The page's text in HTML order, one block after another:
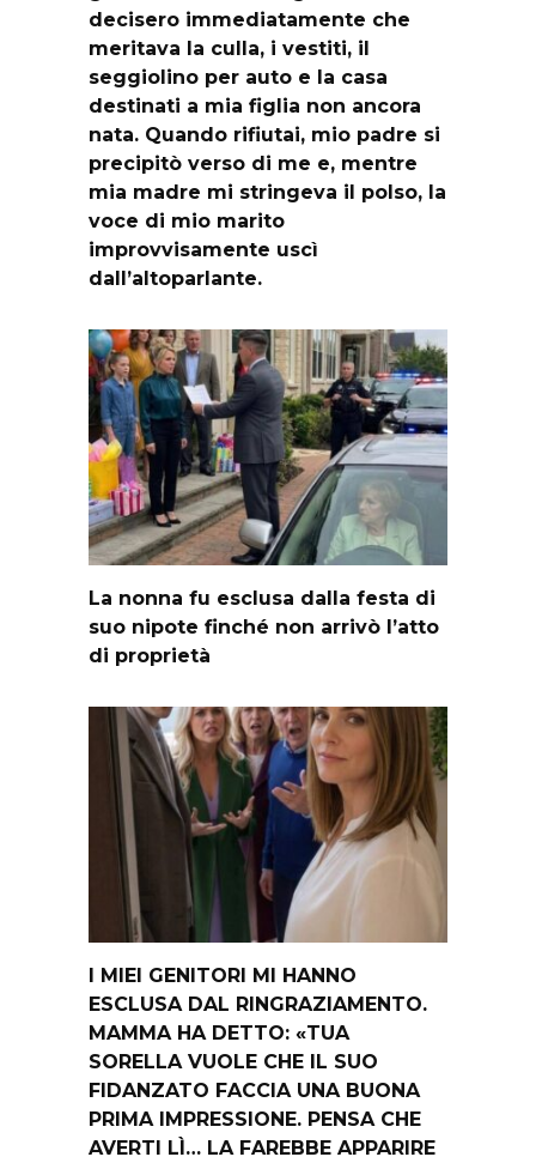
decisero immediatamente che
meritava la culla, i vestiti, il
seggiolino per auto e la casa
destinati a mia figlia non ancora
nata. Quando rifiutai, mio padre si
precipitò verso di me e, mentre
mia madre mi stringeva il polso, la
voce di mio marito
improvvisamente uscì
dall’altoparlante.
La nonna fu esclusa dalla festa di
suo nipote finché non arrivò l’atto
di proprietà
I MIEI GENITORI MI HANNO
ESCLUSA DAL RINGRAZIAMENTO.
MAMMA HA DETTO: «TUA
SORELLA VUOLE CHE IL SUO
FIDANZATO FACCIA UNA BUONA
PRIMA IMPRESSIONE. PENSA CHE
AVERTI LÌ… LA FAREBBE APPARIRE